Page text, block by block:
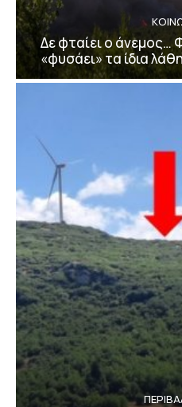
Δε φταίει ο άνεμος…
«φυσάει» τα ίδια